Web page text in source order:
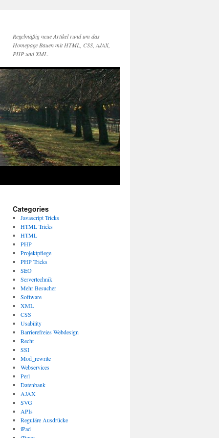
Regelmäßig neue Artikel rund um das
Homepage Bauen mit HTML, CSS, AJAX,
PHP und XML.
Categories
Javascript Tricks
HTML Tricks
HTML
PHP
Projektpflege
PHP Tricks
SEO
Servertechnik
Mehr Besucher
Software
XML
CSS
Usability
Barrierefreies Webdesign
Recht
SSI
Mod_rewrite
Webservices
Perl
Datenbank
AJAX
SVG
APIs
Reguläre Ausdrücke
iPad